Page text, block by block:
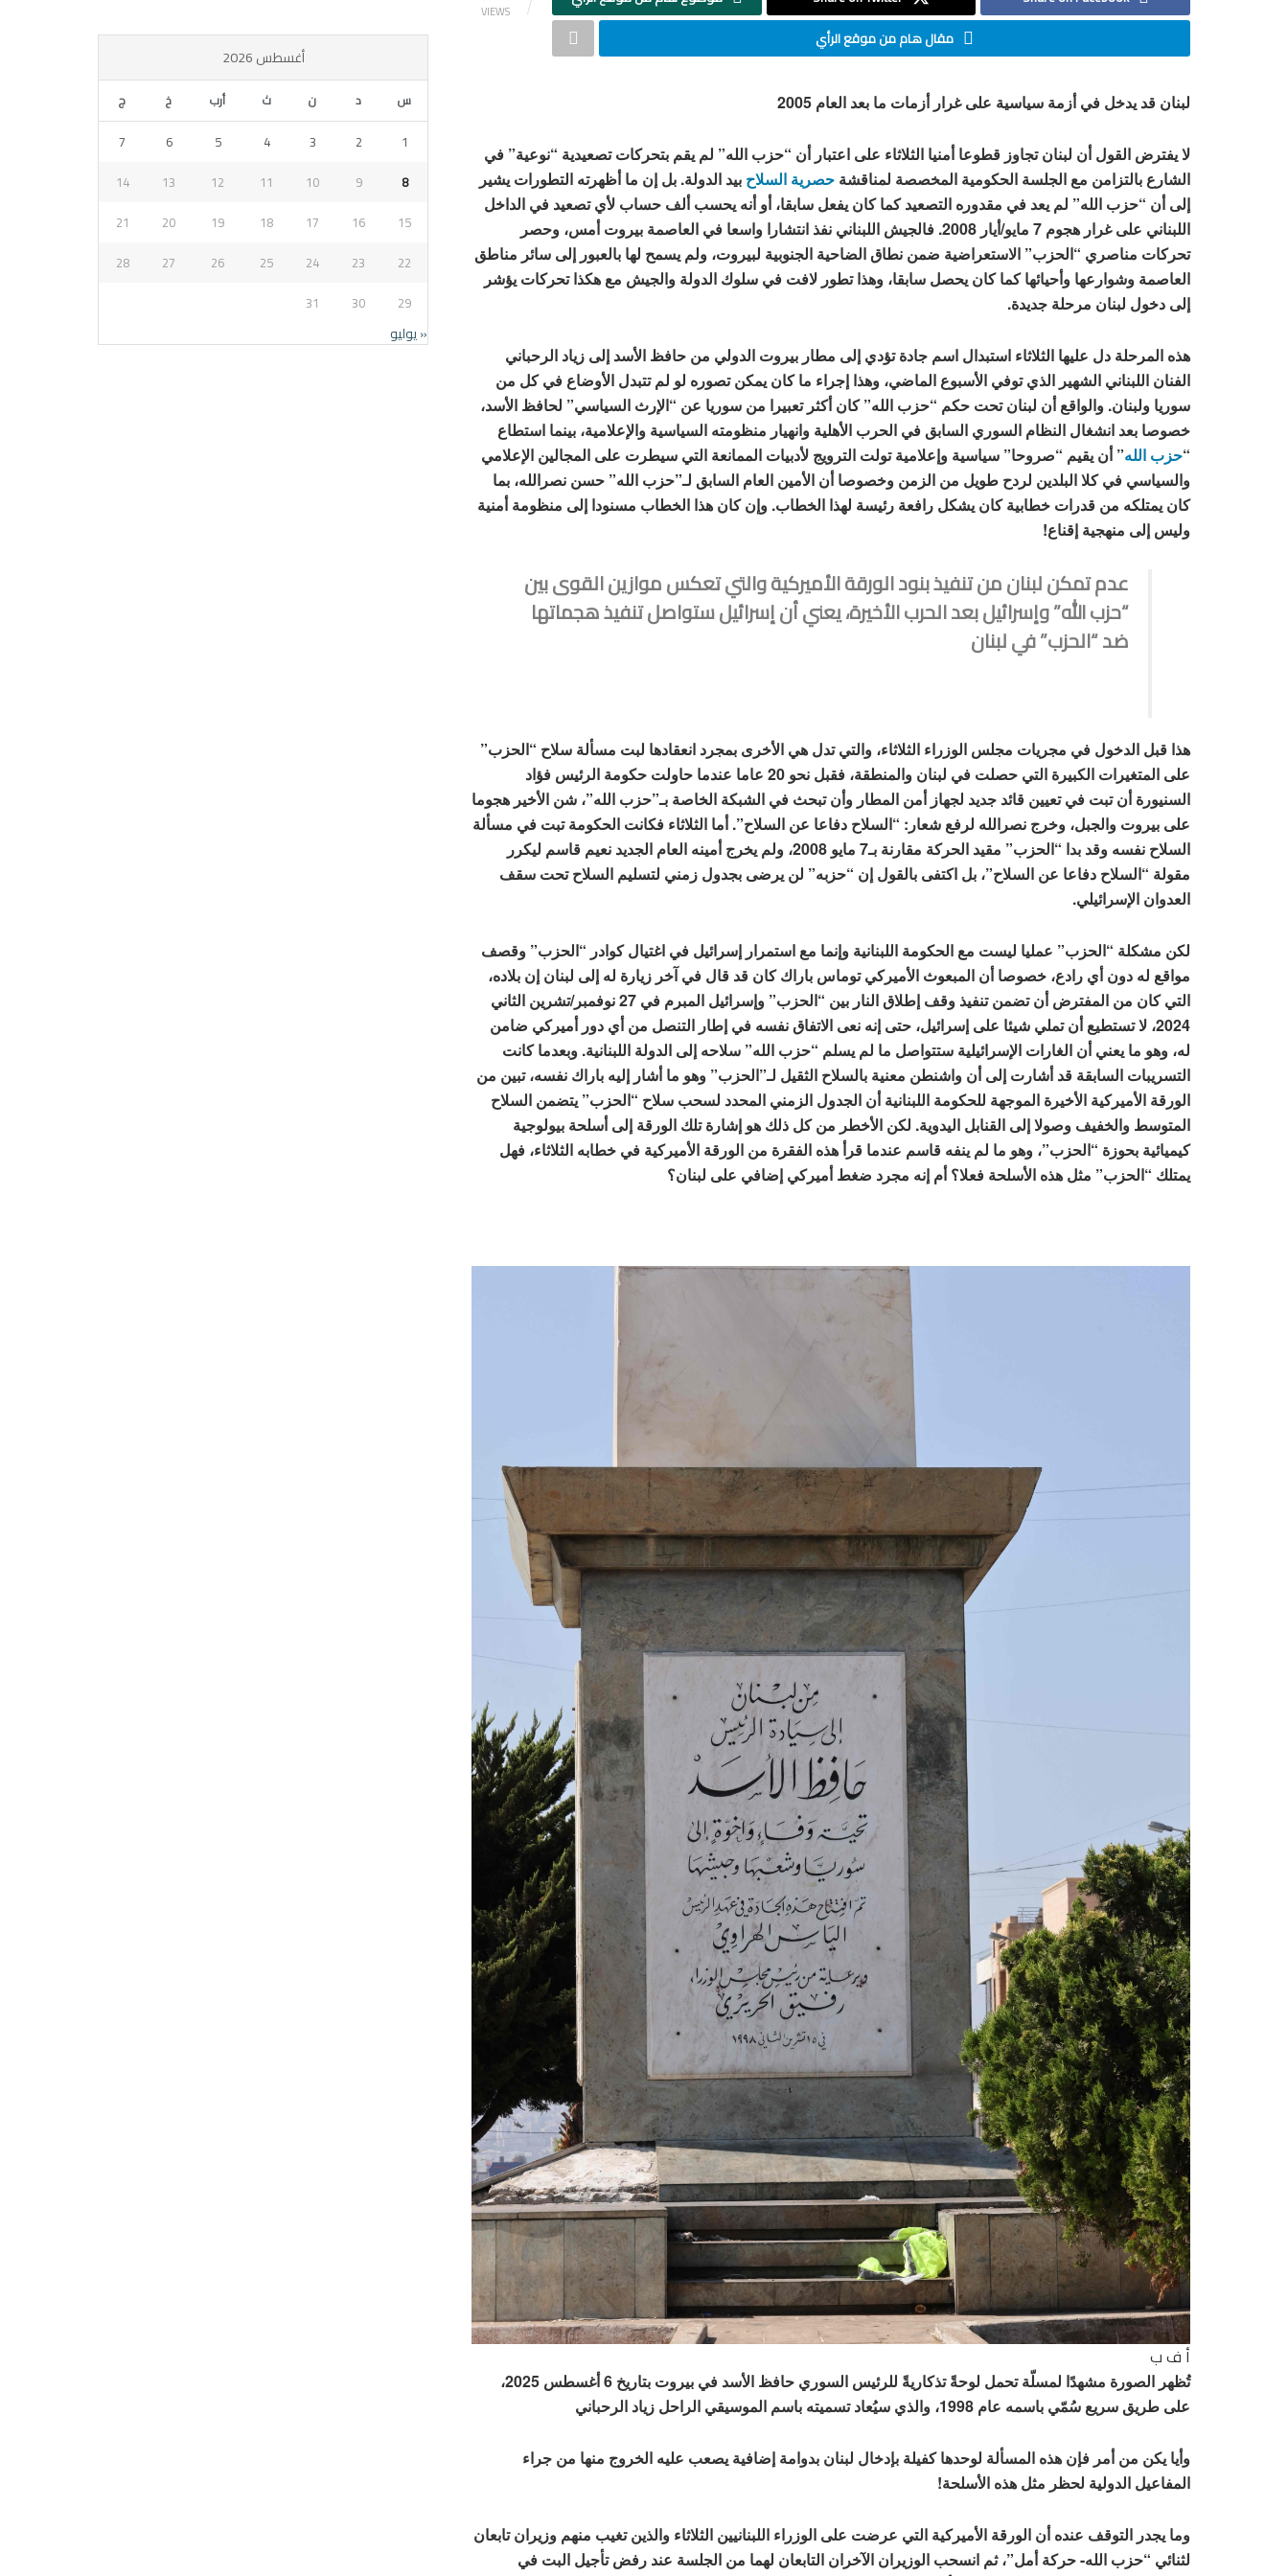
VIEWS
مقال هام من موقع الرأي
لبنان قد يدخل في أزمة سياسية على غرار أزمات ما بعد العام 2005
لا يفترض القول أن لبنان تجاوز قطوعا أمنيا الثلاثاء على اعتبار أن “حزب الله” لم يقم بتحركات تصعيدية “نوعية” في
الشارع بالتزامن مع الجلسة الحكومية المخصصة لمناقشة حصرية السلاح بيد الدولة. بل إن ما أظهرته التطورات يشير
إلى أن “حزب الله” لم يعد في مقدوره التصعيد كما كان يفعل سابقا، أو أنه يحسب ألف حساب لأي تصعيد في الداخل
اللبناني على غرار هجوم 7 مايو/أيار 2008. فالجيش اللبناني نفذ انتشارا واسعا في العاصمة بيروت أمس، وحصر
تحركات مناصري “الحزب” الاستعراضية ضمن نطاق الضاحية الجنوبية لبيروت، ولم يسمح لها بالعبور إلى سائر مناطق
العاصمة وشوارعها وأحيائها كما كان يحصل سابقا، وهذا تطور لافت في سلوك الدولة والجيش مع هكذا تحركات يؤشر
إلى دخول لبنان مرحلة جديدة.
هذه المرحلة دل عليها الثلاثاء استبدال اسم جادة تؤدي إلى مطار بيروت الدولي من حافظ الأسد إلى زياد الرحباني
الفنان اللبناني الشهير الذي توفي الأسبوع الماضي، وهذا إجراء ما كان يمكن تصوره لو لم تتبدل الأوضاع في كل من
سوريا ولبنان. والواقع أن لبنان تحت حكم “حزب الله” كان أكثر تعبيرا من سوريا عن “الإرث السياسي” لحافظ الأسد،
خصوصا بعد انشغال النظام السوري السابق في الحرب الأهلية وانهيار منظومته السياسية والإعلامية، بينما استطاع
“حزب الله” أن يقيم “صروحا” سياسية وإعلامية تولت الترويج لأدبيات الممانعة التي سيطرت على المجالين الإعلامي
والسياسي في كلا البلدين لردح طويل من الزمن وخصوصا أن الأمين العام السابق لـ”حزب الله” حسن نصرالله، بما
كان يمتلكه من قدرات خطابية كان يشكل رافعة رئيسة لهذا الخطاب. وإن كان هذا الخطاب مسنودا إلى منظومة أمنية
وليس إلى منهجية إقناع!
عدم تمكن لبنان من تنفيذ بنود الورقة الأميركية والتي تعكس موازين القوى بين
“حزب الله” وإسرائيل بعد الحرب الأخيرة، يعني أن إسرائيل ستواصل تنفيذ هجماتها
ضد “الحزب” في لبنان
هذا قبل الدخول في مجريات مجلس الوزراء الثلاثاء، والتي تدل هي الأخرى بمجرد انعقادها لبت مسألة سلاح “الحزب”
على المتغيرات الكبيرة التي حصلت في لبنان والمنطقة، فقبل نحو 20 عاما عندما حاولت حكومة الرئيس فؤاد
السنيورة أن تبت في تعيين قائد جديد لجهاز أمن المطار وأن تبحث في الشبكة الخاصة بـ”حزب الله”، شن الأخير هجوما
على بيروت والجبل، وخرج نصرالله لرفع شعار: “السلاح دفاعا عن السلاح”. أما الثلاثاء فكانت الحكومة تبت في مسألة
السلاح نفسه وقد بدا “الحزب” مقيد الحركة مقارنة بـ7 مايو 2008، ولم يخرج أمينه العام الجديد نعيم قاسم ليكرر
مقولة “السلاح دفاعا عن السلاح”، بل اكتفى بالقول إن “حزبه” لن يرضى بجدول زمني لتسليم السلاح تحت سقف
العدوان الإسرائيلي.
لكن مشكلة “الحزب” عمليا ليست مع الحكومة اللبنانية وإنما مع استمرار إسرائيل في اغتيال كوادر “الحزب” وقصف
مواقع له دون أي رادع، خصوصا أن المبعوث الأميركي توماس باراك كان قد قال في آخر زيارة له إلى لبنان إن بلاده،
التي كان من المفترض أن تضمن تنفيذ وقف إطلاق النار بين “الحزب” وإسرائيل المبرم في 27 نوفمبر/تشرين الثاني
2024، لا تستطيع أن تملي شيئا على إسرائيل، حتى إنه نعى الاتفاق نفسه في إطار التنصل من أي دور أميركي ضامن
له، وهو ما يعني أن الغارات الإسرائيلية ستتواصل ما لم يسلم “حزب الله” سلاحه إلى الدولة اللبنانية. وبعدما كانت
التسريبات السابقة قد أشارت إلى أن واشنطن معنية بالسلاح الثقيل لـ”الحزب” وهو ما أشار إليه باراك نفسه، تبين من
الورقة الأميركية الأخيرة الموجهة للحكومة اللبنانية أن الجدول الزمني المحدد لسحب سلاح “الحزب” يتضمن السلاح
المتوسط والخفيف وصولا إلى القنابل اليدوية. لكن الأخطر من كل ذلك هو إشارة تلك الورقة إلى أسلحة بيولوجية
كيميائية بحوزة “الحزب”، وهو ما لم ينفه قاسم عندما قرأ هذه الفقرة من الورقة الأميركية في خطابه الثلاثاء، فهل
يمتلك “الحزب” مثل هذه الأسلحة فعلا؟ أم إنه مجرد ضغط أميركي إضافي على لبنان؟
أ ف ب
تُظهر الصورة مشهدًا لمسلّة تحمل لوحةً تذكاريةً للرئيس السوري حافظ الأسد في بيروت بتاريخ 6 أغسطس 2025،
على طريق سريع سُمّي باسمه عام 1998، والذي سيُعاد تسميته باسم الموسيقي الراحل زياد الرحباني
وأيا يكن من أمر فإن هذه المسألة لوحدها كفيلة بإدخال لبنان بدوامة إضافية يصعب عليه الخروج منها من جراء
المفاعيل الدولية لحظر مثل هذه الأسلحة!
وما يجدر التوقف عنده أن الورقة الأميركية التي عرضت على الوزراء اللبنانيين الثلاثاء والذين تغيب منهم وزيران تابعان
لثنائي “حزب الله- حركة أمل”، ثم انسحب الوزيران الآخران التابعان لهما من الجلسة عند رفض تأجيل البت في
أغسطس 2026
س د ن ث أرب خ ج
1
2
3
4
5
6
7
8
9
10
11
12
13
14
15
16
17
18
19
20
21
22
23
24
25
26
27
28
29
30
31
« يوليو